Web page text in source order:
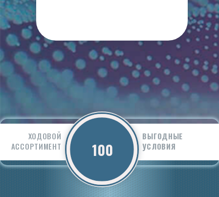
ХОДОВОЙ
АССОРТИМЕНТ
ВЫГОДНЫЕ
УСЛОВИЯ